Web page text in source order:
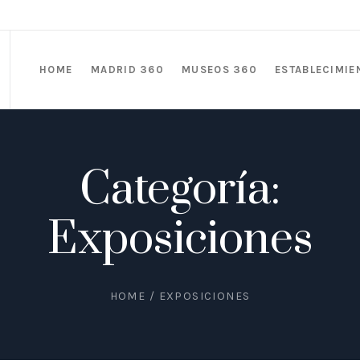
HOME MADRID 360 MUSEOS 360
Categoría:
Exposiciones
HOME / EXPOSICIONES